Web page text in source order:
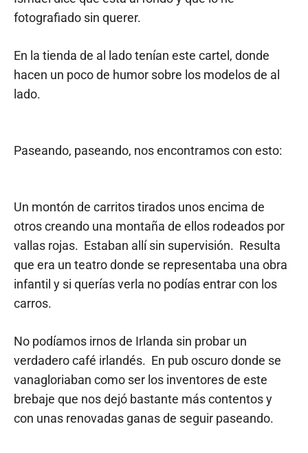
fotografiado sin querer.
En la tienda de al lado tenían este cartel, donde
hacen un poco de humor sobre los modelos de al
lado.
Paseando, paseando, nos encontramos con esto:
Un montón de carritos tirados unos encima de
otros creando una montaña de ellos rodeados por
vallas rojas. Estaban allí sin supervisión. Resulta
que era un teatro donde se representaba una obra
infantil y si querías verla no podías entrar con los
carros.
No podíamos irnos de Irlanda sin probar un
verdadero café irlandés. En pub oscuro donde se
vanagloriaban como ser los inventores de este
brebaje que nos dejó bastante más contentos y
con unas renovadas ganas de seguir paseando.